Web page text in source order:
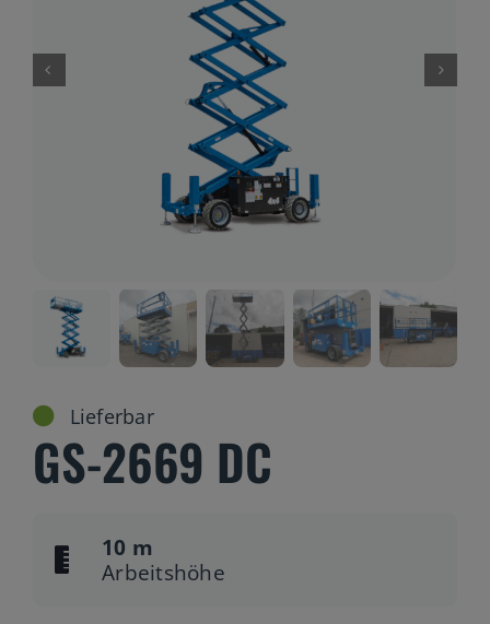
Gelenkteleskopbühnen
Teleskopbühnen
Lieferbar
GS-2669 DC
10 m
Arbeitshöhe